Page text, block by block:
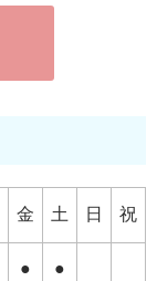
金 土 日 祝
● ●